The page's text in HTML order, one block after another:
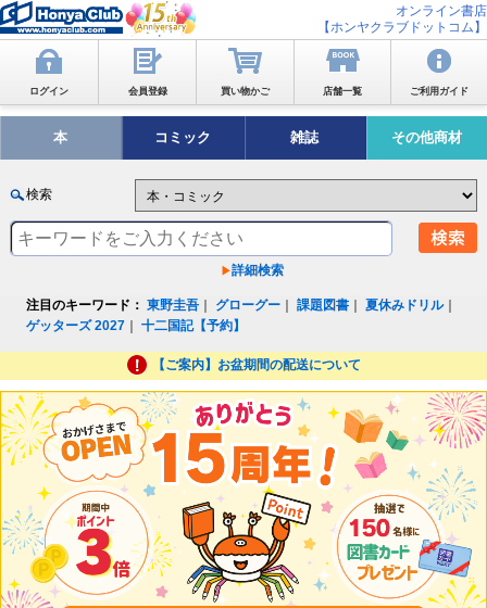
オンライン書店
【ホンヤクラブドットコム】
ログイン 会員登録 買い物かご 店舗一覧 ご利用ガイド
本 コミック 雑誌 その他商材
検索
詳細検索
注目のキーワード： 東野圭吾 グローグー ｜課題図書 ｜夏休みドリル｜
ゲッターズ 2027 ｜十二国記【予約】
【ご案内】お盆期間の配送について